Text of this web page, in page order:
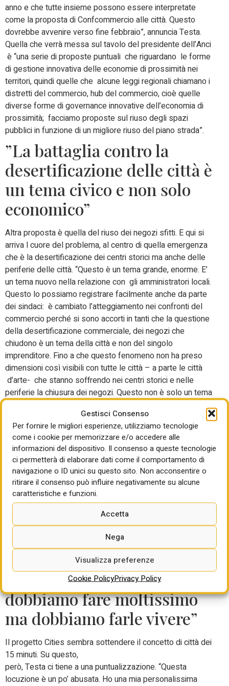
Gestisci Consenso
Per fornire le migliori esperienze, utilizziamo tecnologie
come i cookie per memorizzare e/o accedere alle
informazioni del dispositivo. Il consenso a queste tecnologie
ci permetterà di elaborare dati come il comportamento di
navigazione o ID unici su questo sito. Non acconsentire o
ritirare il consenso può influire negativamente su alcune
caratteristiche e funzioni.
Accetta
Nega
Visualizza preferenze
Cookie PolicyPrivacy Policy
anno e che tutte insieme possono essere interpretate
come la proposta di Confcommercio alle città. Questo
dovrebbe avvenire verso fine febbraio”, annuncia Testa.
Quella che verrà messa sul tavolo del presidente dell’Anci
è “una serie di proposte puntuali che riguardano le forme
di gestione innovativa delle economie di prossimità nei
territori, quindi quelle che alcune leggi regionali chiamano i
distretti del commercio, hub del commercio, cioè quelle
diverse forme di governance innovative dell’economia di
prossimità; facciamo proposte sul riuso degli spazi
pubblici in funzione di un migliore riuso del piano strada”.
”La battaglia contro la
desertificazione delle città è
un tema civico e non solo
economico”
Altra proposta è quella del riuso dei negozi sfitti. E qui si
arriva l cuore del problema, al centro di quella emergenza
che è la desertificazione dei centri storici ma anche delle
periferie delle città. “Questo è un tema grande, enorme. E’
un tema nuovo nella relazione con gli amministratori locali.
Questo lo possiamo registrare facilmente anche da parte
dei sindaci: è cambiato l’atteggiamento nei confronti del
commercio perché si sono accorti in tanti che la questione
della desertificazione commerciale, dei negozi che
chiudono è un tema della città e non del singolo
imprenditore. Fino a che questo fenomeno non ha preso
dimensioni così visibili con tutte le città – a parte le città
d’arte- che stanno soffrendo nei centri storici e nelle
periferie la chiusura dei negozi. Questo non è solo un tema
negozio che chiude vuol dire spegnere le luci, ridurre la
sicurezza, ridurre le occasioni di incontro delle persone di
quella strada, di quel quartiere, ridurre gli strumenti di
acquisto e di relazione delle fasce più deboli, gli anziani
che non possono prendere la macchina per andare nei
centri commerciali. Tutto questo diventa un problema
sociale di isolamento di questi soggetti. Noi spingiamo
anche molto su questo aspetto del ruolo civico, non ci
piace dire ruolo sociale, non vanno occupati spazi che
sono di altri, del terzo settore, non profit. Ma un ruolo
”In Italia abbiamo già le
città 15 minuti, non
dobbiamo fare moltissimo
ma dobbiamo farle vivere”
Il progetto Cities sembra sottendere il concetto di città dei
15 minuti. Su questo,
però, Testa ci tiene a una puntualizzazione. “Questa
locuzione è un po’ abusata. Ho una mia personalissima